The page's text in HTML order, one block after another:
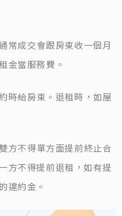
常成交會跟房東收一個月
金當服務費。
時給房東。退租時，如屋
方不得單方面提前終止合
方不得提前退租，如有提
違約金。